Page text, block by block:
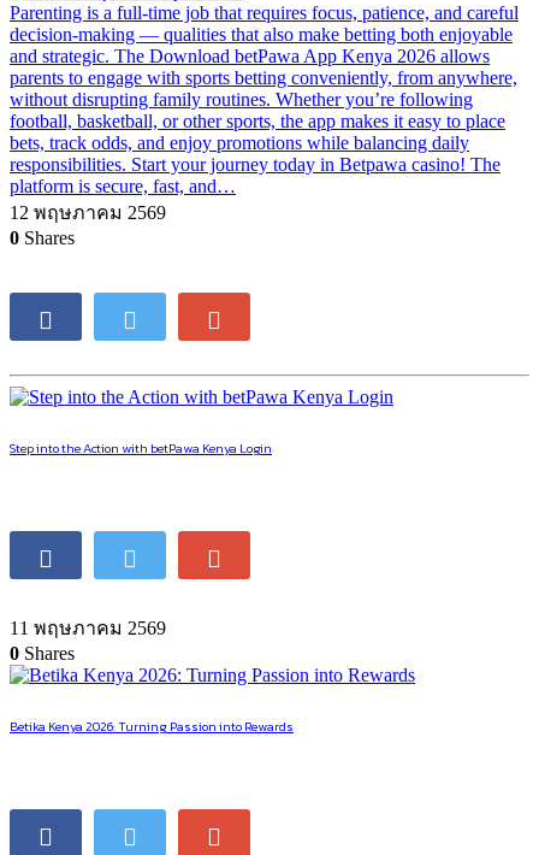
Parenting is a full-time job that requires focus, patience, and careful
decision-making — qualities that also make betting both enjoyable
and strategic. The Download betPawa App Kenya 2026 allows
parents to engage with sports betting conveniently, from anywhere,
without disrupting family routines. Whether you’re following
football, basketball, or other sports, the app makes it easy to place
bets, track odds, and enjoy promotions while balancing daily
responsibilities. Start your journey today in Betpawa casino! The
platform is secure, fast, and…
12 พฤษภาคม 2569
0 Shares
Step into the Action with betPawa Kenya Login
11 พฤษภาคม 2569
0 Shares
Betika Kenya 2026: Turning Passion into Rewards